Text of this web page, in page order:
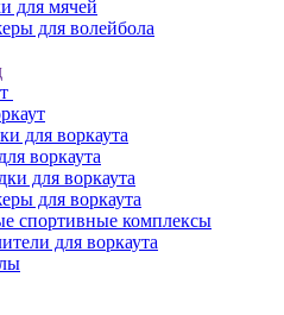
для мячей
для волейбола
для воркаута
воркаута
для воркаута
для воркаута
спортивные комплексы
для воркаута